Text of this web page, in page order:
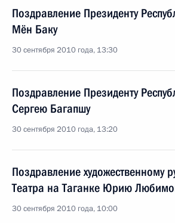
Поздравление Президенту
Мён Баку
30 сентября 2010 года, 13:30
Поздравление Президенту
Сергею Багапшу
30 сентября 2010 года, 13:20
Поздравление художественному
Театра на Таганке Юрию
30 сентября 2010 года, 10:00